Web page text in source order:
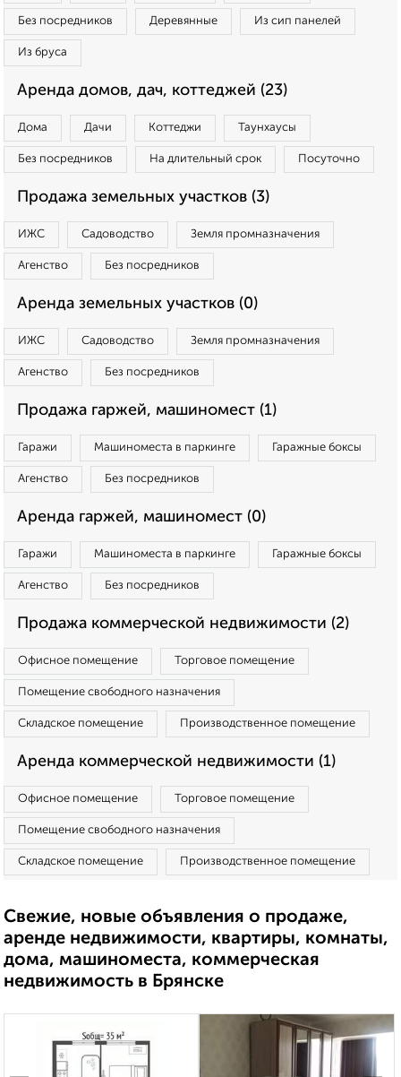
Без посредников Деревянные Из сип панелей
Из бруса
Аренда домов, дач, коттеджей (23)
Дома Дачи Коттеджи Таунхаусы
Без посредников На длительный срок Посуточно
Продажа земельных участков (3)
ИЖС Садоводство Земля промназначения
Агенство Без посредников
Аренда земельных участков (0)
ИЖС Садоводство Земля промназначения
Агенство Без посредников
Продажа гаржей, машиномест (1)
Гаражи Машиноместа в паркинге Гаражные боксы
Агенство Без посредников
Аренда гаржей, машиномест (0)
Гаражи Машиноместа в паркинге Гаражные боксы
Агенство Без посредников
Продажа коммерческой недвижимости (2)
Офисное помещение Торговое помещение
Помещение свободного назначения
Складское помещение Производственное помещение
Аренда коммерческой недвижимости (1)
Офисное помещение Торговое помещение
Помещение свободного назначения
Складское помещение Производственное помещение
Свежие, новые объявления о продаже,
аренде недвижимости, квартиры, комнаты,
дома, машиноместа, коммерческая
недвижимость в Брянске